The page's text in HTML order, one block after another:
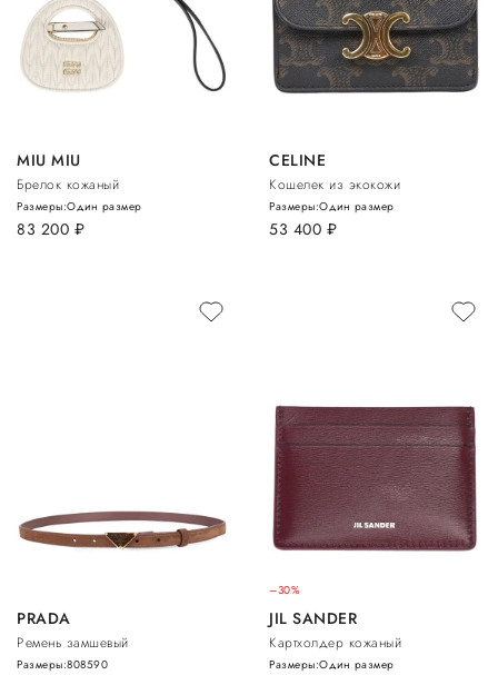
MIU MIU
Брелок кожаный
83 200 руб.
Размеры:Один размер
CELINE
Кошелек из экокожи
53 400 руб.
Размеры:Один размер
PRADA
Ремень замшевый
Размеры:808590
–30%
JIL SANDER
Картхолдер кожаный
Размеры:Один размер